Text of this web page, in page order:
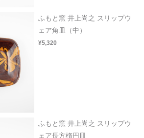
ふもと窯 井上尚之 スリップウ
ェア角皿（中）
¥5,320
ふもと窯 井上尚之 スリップウ
ェア長方楕円皿